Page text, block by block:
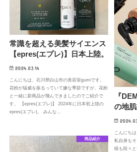
常識を超える美髪サイエンス
【epres(エプレ)】日本上陸。
2024.03.14
こんにちは、石川県白山市の美容室gumiです。
花粉が猛威を振るっていて嫌な季節ですが、花粉
と一緒に新商品が飛んできましたのでご紹介で
す。 【epres(エプレ)】 2024年に日本初上陸の
epres(エプレ)。 みんな…
『
の地
こんにち
私自身も
様も段々
商品紹介